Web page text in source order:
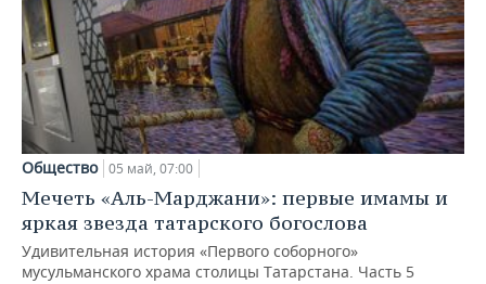
Общество 05 май, 07:00
Мечеть «Аль-Марджани»: первые имамы и
яркая звезда татарского богослова
Удивительная история «Первого соборного»
мусульманского храма столицы Татарстана. Часть 5